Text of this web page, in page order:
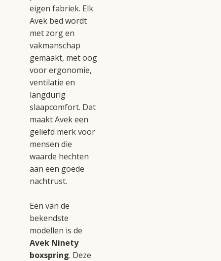
eigen fabriek. Elk
Avek bed wordt
met zorg en
vakmanschap
gemaakt, met oog
voor ergonomie,
ventilatie en
langdurig
slaapcomfort. Dat
maakt Avek een
geliefd merk voor
mensen die
waarde hechten
aan een goede
nachtrust.
Een van de
bekendste
modellen is de
Avek Ninety
boxspring. Deze